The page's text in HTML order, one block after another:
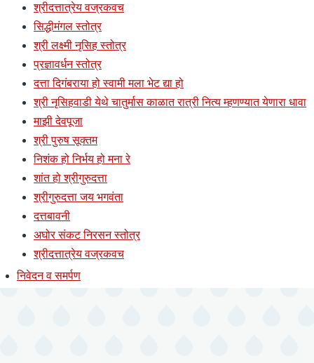
श्रीदत्तात्रेय वज्रकवच
सिद्धीमंगल स्तोत्र
श्री लक्ष्मी नृसिह स्तोत्र
प्रज्ञावर्धन स्तोत्र
दत्ता दिगंबराया हो स्वामी मला भेट द्या हो
श्री नृसिहवाडी येथे चातुर्मास काळात रात्री नित्य म्हणण्यात येणारा धावा
माझी देवपूजा
श्री पुरुष सूक्तम
निशंक हो निर्भय हो मना रे
शांत हो श्रीगुरुदत्ता
श्रीगुरुदत्ता जय भगवंता
दत्तबावनी
अघोर संकट निरसन स्तोत्र
श्रीदत्तात्रेय वज्रकवच
निवेदन व समर्पण